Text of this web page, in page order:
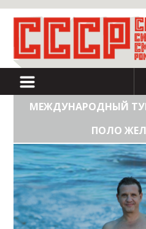
МЕЖДУНАРОДНЫЙ
ПОЛО